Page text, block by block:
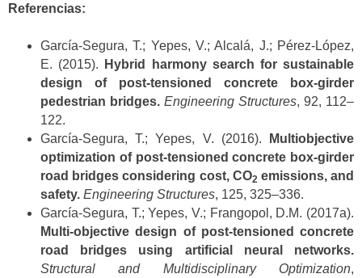
Referencias:
García-Segura, T.; Yepes, V.; Alcalá, J.; Pérez-López,
E. (2015).
Hybrid harmony search for sustainable
design of post-tensioned concrete box-girder
pedestrian bridges. Engineering Structures, 92, 112–
122.
García-Segura, T.; Yepes, V. (2016).
Multiobjective
optimization of post-tensioned concrete box-girder
road bridges considering cost, CO2 emissions, and
safety. Engineering Structures, 125, 325–336.
García-Segura, T.; Yepes, V.; Frangopol, D.M. (2017a).
Multi-objective design of post-tensioned concrete
road bridges using artificial neural networks.
Structural and Multidisciplinary Optimization,